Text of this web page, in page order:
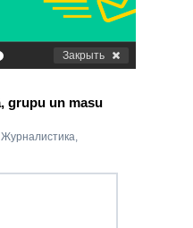
Закрыть
grupu un masu
Журналистика,